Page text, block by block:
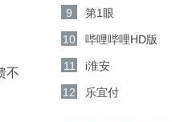
不
9 第1眼
10 哔哩哔哩HD版
11 i淮安
12 乐宜付